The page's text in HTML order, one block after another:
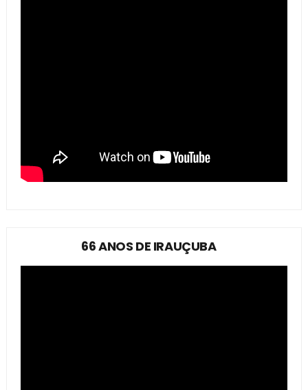
66 ANOS DE IRAUÇUBA